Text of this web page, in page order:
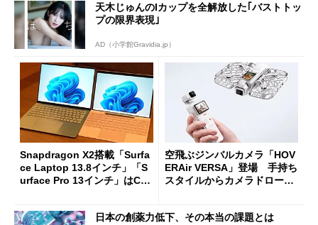
天木じゅんのIカップを全解放した｢バストトッ
プの限界表現｣
AD（小学館Gravidia.jp）
Snapdragon X2搭載「Surfa
ce Laptop 13.8インチ」「S
urface Pro 13インチ」はCop
た
空飛ぶジンバルカメラ「HOV
ERAir VERSA」登場 手持ち
スタイルからカメラドローン
日本の創薬力低下、その本当の課題とは